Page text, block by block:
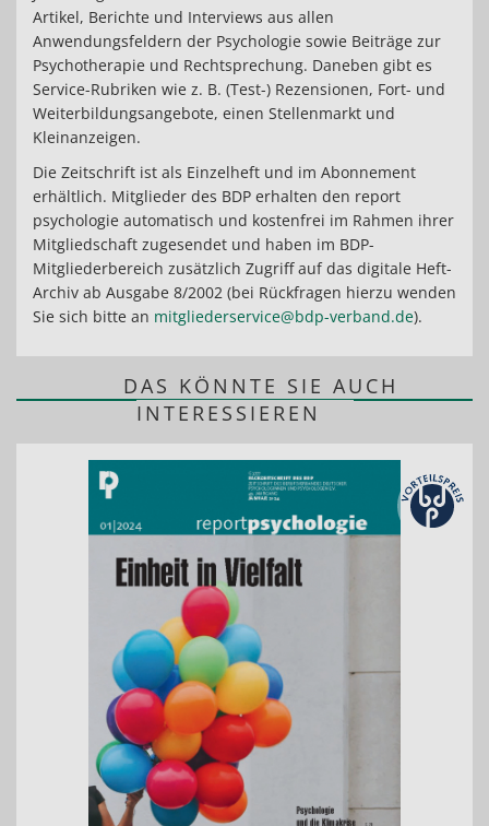
Artikel, Berichte und Interviews aus allen
Anwendungsfeldern der Psychologie sowie Beiträge zur
Psychotherapie und Rechtsprechung. Daneben gibt es
Service-Rubriken wie z. B. (Test-) Rezensionen, Fort- und
Weiterbildungsangebote, einen Stellenmarkt und
Kleinanzeigen.
Die Zeitschrift ist als Einzelheft und im Abonnement
erhältlich. Mitglieder des BDP erhalten den report
psychologie automatisch und kostenfrei im Rahmen ihrer
Mitgliedschaft zugesendet und haben im BDP-
Mitgliederbereich zusätzlich Zugriff auf das digitale Heft-
Archiv ab Ausgabe 8/2002 (bei Rückfragen hierzu wenden
Sie sich bitte an mitgliederservice@bdp-verband.de).
DAS KÖNNTE SIE AUCH
INTERESSIEREN